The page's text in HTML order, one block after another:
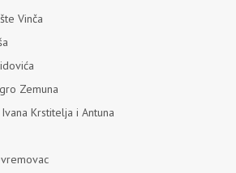
Vinča
Zemuna
Krstitelja i Antuna